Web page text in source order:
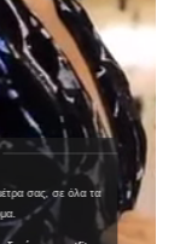
σας, σε όλα τα